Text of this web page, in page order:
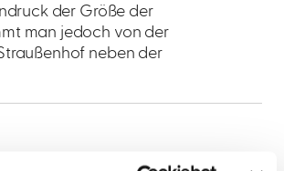
der Größe der
man jedoch von der
neben der